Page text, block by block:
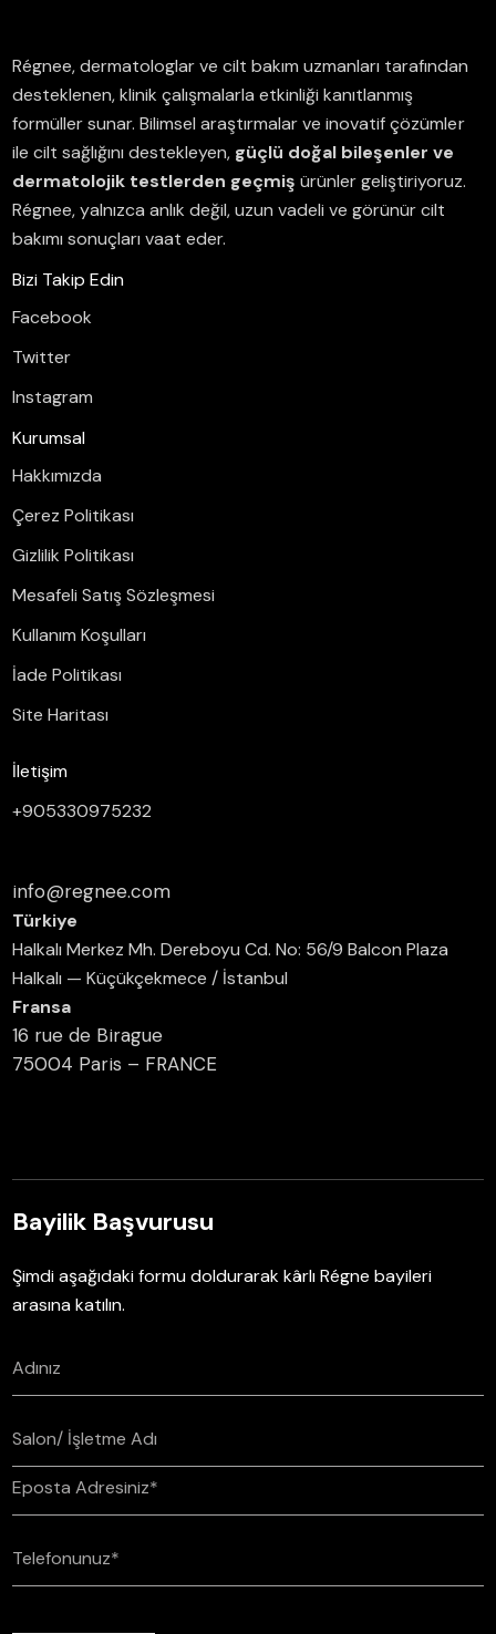
Régnee, dermatologlar ve cilt bakım uzmanları tarafından
desteklenen, klinik çalışmalarla etkinliği kanıtlanmış
formüller sunar.Bilimsel araştırmalar ve inovatif çözümler
ile cilt sağlığını destekleyen, güçlü doğal bileşenler ve
dermatolojik testlerden geçmiş ürünler geliştiriyoruz.
Régnee, yalnızca anlık değil, uzun vadeli ve görünür cilt
bakımı sonuçları vaat eder.
Bizi Takip Edin
Facebook
Twitter
Instagram
Kurumsal
Hakkımızda
Çerez Politikası
Gizlilik Politikası
Mesafeli Satış Sözleşmesi
Kullanım Koşulları
İade Politikası
Site Haritası
İletişim
+905330975232
info@regnee.com
Türkiye
Halkalı Merkez Mh. Dereboyu Cd. No: 56/9 Balcon Plaza
Halkalı — Küçükçekmece / İstanbul
Fransa
16 rue de Birague
75004 Paris – FRANCE
Bayilik Başvurusu
Şimdi aşağıdaki formu doldurarak kârlı Régne bayileri
arasına katılın.